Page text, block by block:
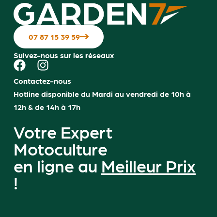
07 87 15 39 59
Suivez-nous sur les réseaux
Contactez-nous
Hotline disponible du Mardi au vendredi de 10h à
12h & de 14h à 17h
Votre Expert
Motoculture
en ligne au Meilleur Prix
!